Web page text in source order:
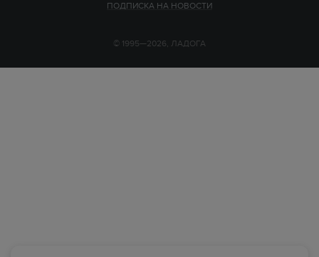
ПОДПИСКА НА НОВОСТИ
© 1995—2026, ЛАДОГА